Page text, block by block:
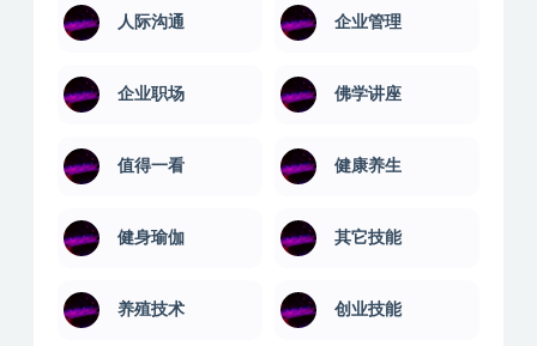
人际沟通 企业管理
企业职场 佛学讲座
值得一看 健康养生
健身瑜伽 其它技能
养殖技术 创业技能